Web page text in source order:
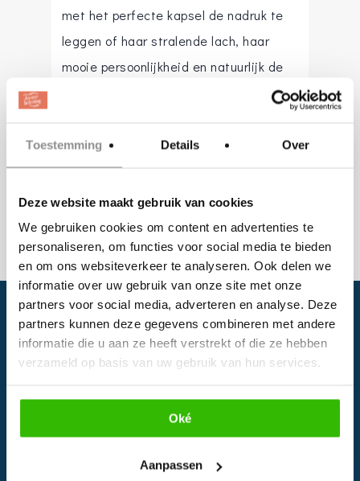
Toestemming Details Over
Deze website maakt gebruik van cookies
We gebruiken cookies om content en advertenties te
personaliseren, om functies voor social media te bieden
en om ons websiteverkeer te analyseren. Ook delen we
informatie over uw gebruik van onze site met onze
partners voor social media, adverteren en analyse. Deze
partners kunnen deze gegevens combineren met andere
informatie die u aan ze heeft verstrekt of die ze hebben
verzameld op basis van uw gebruik van hun services.
Oké
Aanpassen
met het perfecte kapsel de nadruk te
leggen of haar stralende lach, haar
mooie persoonlijkheid en natuurlijk de
marijke@m-v-s.nl
Website: www.m-v-s.nl/